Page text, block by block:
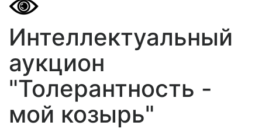
Интеллектуальный
аукцион
"Толерантность -
мой козырь"